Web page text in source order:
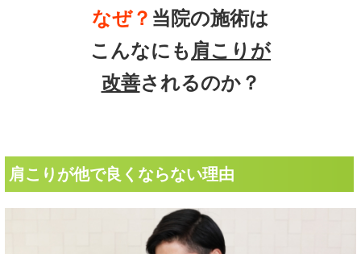
なぜ？ 当院の施術は
こんなにも肩こり が
改善されるのか？
肩こりが他で良くならない理由